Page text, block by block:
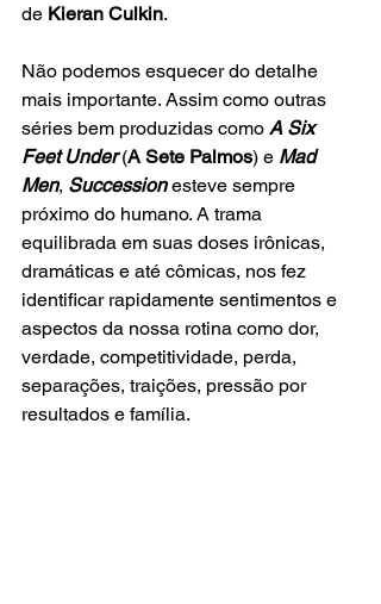
de Kieran Culkin.
Não podemos esquecer do detalhe
mais importante. Assim como outras
séries bem produzidas como A Six
Feet Under (A Sete Palmos) e Mad
Men, Succession esteve sempre
próximo do humano. A trama
equilibrada em suas doses irônicas,
dramáticas e até cômicas, nos fez
identificar rapidamente sentimentos e
aspectos da nossa rotina como dor,
verdade, competitividade, perda,
separações, traições, pressão por
resultados e família.